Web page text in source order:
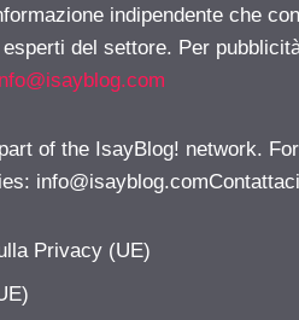
indipendente che
del settore. Per
of the IsayBlog! network.
info@isayblog.comContattaci
Privacy (UE)